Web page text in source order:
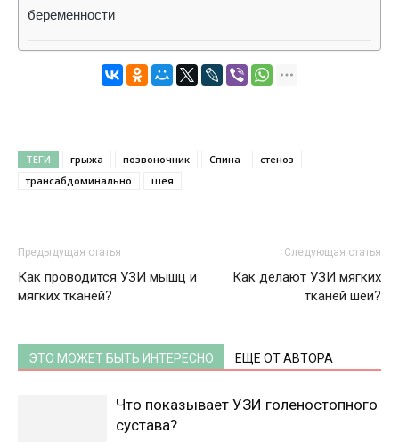
беременности
ТЕГИ грыжа позвоночник Спина
стеноз
трансабдоминально
шея
Предыдущая статья
Как проводится УЗИ мышц и
мягких тканей?
Следующая статья
Как делают УЗИ мягких
тканей шеи?
ЭТО МОЖЕТ БЫТЬ ИНТЕРЕСНО ЕЩЕ ОТ АВТОРА
Что показывает УЗИ голеностопного
сустава?